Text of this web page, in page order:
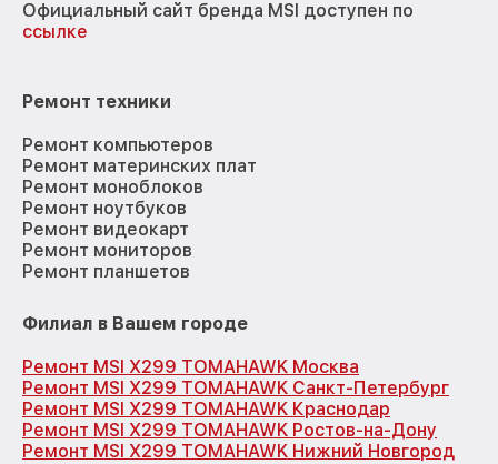
Официальный сайт бренда MSI доступен по
ссылке
Ремонт техники
Ремонт компьютеров
Ремонт материнских плат
Ремонт моноблоков
Ремонт ноутбуков
Ремонт видеокарт
Ремонт мониторов
Ремонт планшетов
Филиал в Вашем городе
Ремонт MSI X299 TOMAHAWK Москва
Ремонт MSI X299 TOMAHAWK Санкт-Петербург
Ремонт MSI X299 TOMAHAWK Краснодар
Ремонт MSI X299 TOMAHAWK Ростов-на-Дону
Ремонт MSI X299 TOMAHAWK Нижний Новгород